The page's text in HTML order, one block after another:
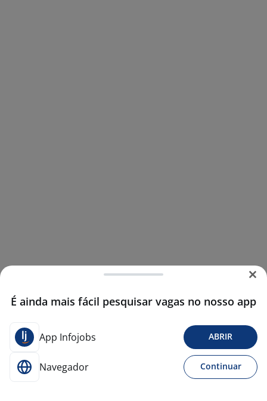
É ainda mais fácil pesquisar vagas no nosso app
App Infojobs ABRIR
Navegador Continuar